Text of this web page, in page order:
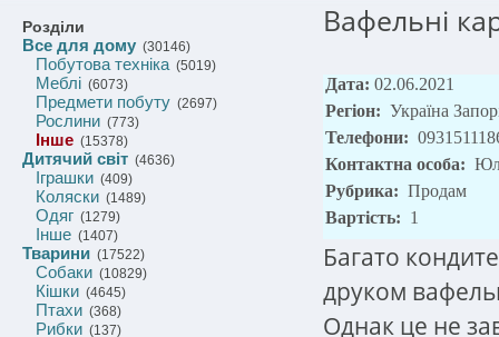
Розділи
Все для дому (30146)
Побутова техніка(5019)
Меблі (6073)
Предмети побуту (2697)
Рослини (773)
Інше (15378)
Дитячий світ (4636)
Іграшки (409)
Коляски (1489)
Одяг (1279)
Інше (1407)
Тварини (17522)
Собаки (10829)
Кішки (4645)
Птахи (368)
Рибки (137)
Вафельні
Дата: 02.06.2021
Регіон: Україна
Телефони:
Контактна особа:
Рубрика: Продам
Вартість: 1
Багато
друком
Однак це не